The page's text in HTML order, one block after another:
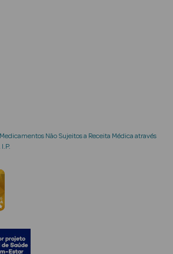
Não Sujeitos a Receita Médica através